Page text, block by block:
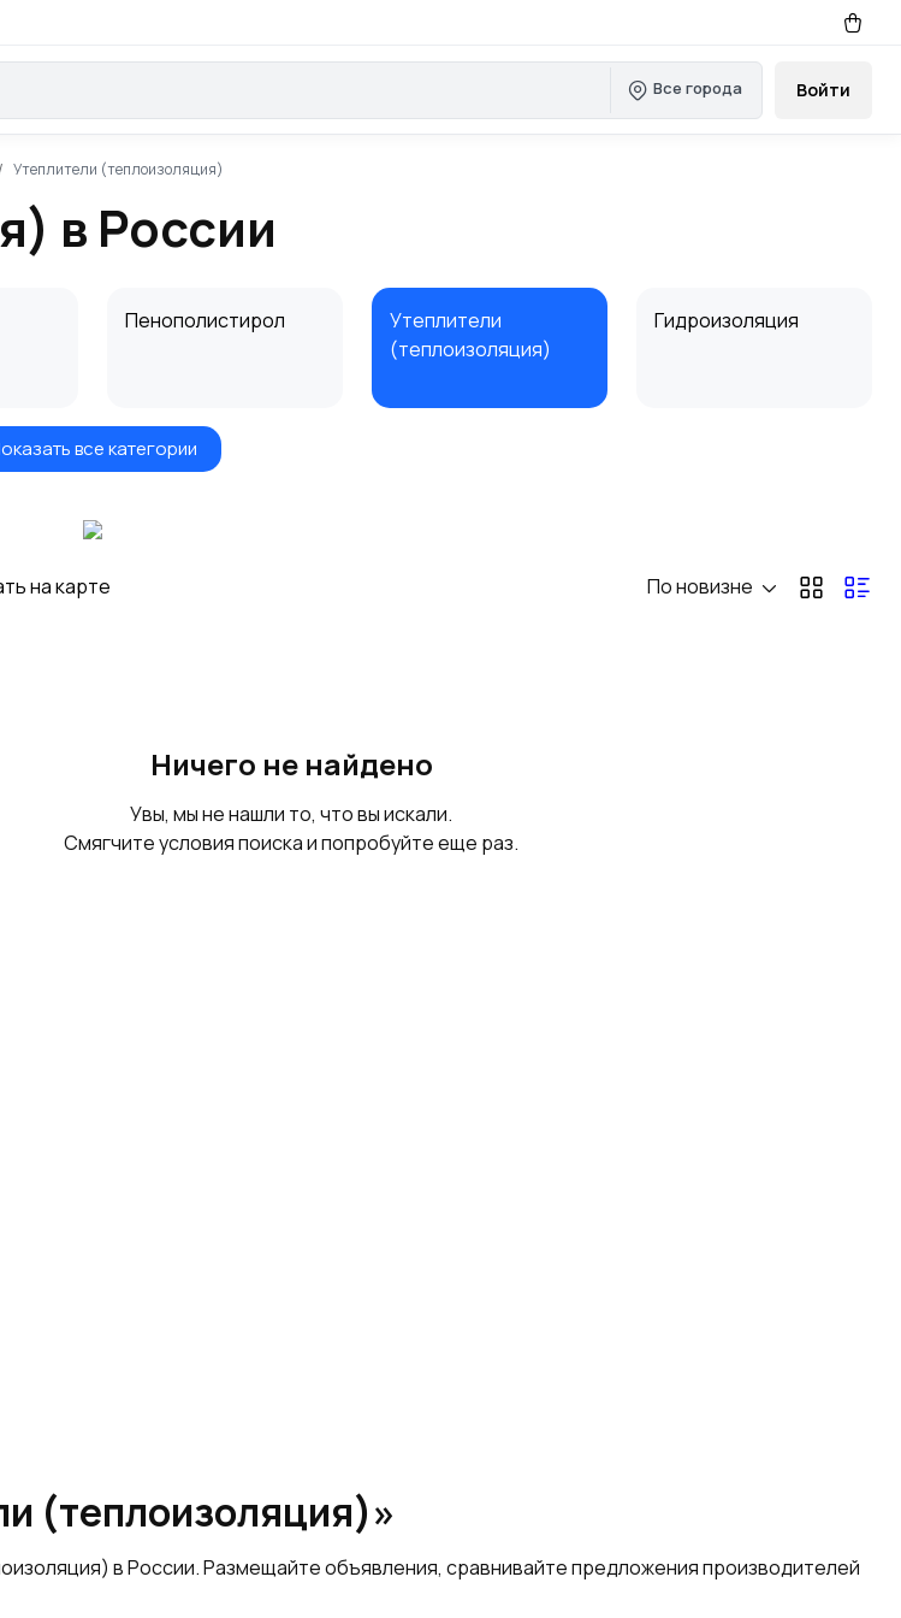
Все города Войти
Утеплители (теплоизоляция)
в России
Пенополистирол
Утеплители
(теплоизоляция)
Гидроизоляция
все категории
на карте По новизне
Ничего не найдено
Увы, мы не нашли то, что вы искали.
Смягчите условия поиска и попробуйте еще раз.
(теплоизоляция)»
в России. Размещайте объявления, сравнивайте предложения производителей